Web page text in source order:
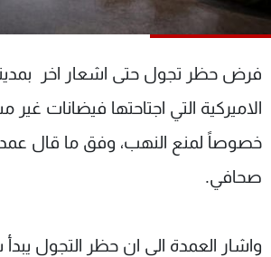
فرض حظر تجول حتى اشعار اخر
الاميركية التي اجتاحتها فيضانات
خصوصاً لمنع النهب، وفق ما قال عمدة
صحافي.
واشار العمدة الى ان حظر التجول
شاهد البرامج
عن MTV
الإنـتـاج
لاعلاناتكم
وظائف
تواصل معنا
شروط